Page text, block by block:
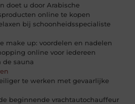
doet u door Arabische
online te kopen
bij schoonheidsspecialiste
make up: voordelen en nadelen
online voor iedereen
de sauna
te werken met gevaarlijke
beginnende vrachtautochauffeur